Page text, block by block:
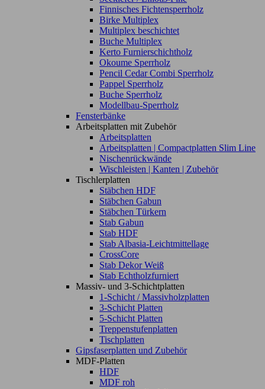
Finnisches Fichtensperrholz
Birke Multiplex
Multiplex beschichtet
Buche Multiplex
Kerto Furnierschichtholz
Okoume Sperrholz
Pencil Cedar Combi Sperrholz
Pappel Sperrholz
Buche Sperrholz
Modellbau-Sperrholz
Fensterbänke
Arbeitsplatten mit Zubehör
Arbeitsplatten
Arbeitsplatten | Compactplatten Slim Line
Nischenrückwände
Wischleisten | Kanten | Zubehör
Tischlerplatten
Stäbchen HDF
Stäbchen Gabun
Stäbchen Türkern
Stab Gabun
Stab HDF
Stab Albasia-Leichtmittellage
CrossCore
Stab Dekor Weiß
Stab Echtholzfurniert
Massiv- und 3-Schichtplatten
1-Schicht / Massivholzplatten
3-Schicht Platten
5-Schicht Platten
Treppenstufenplatten
Tischplatten
Gipsfaserplatten und Zubehör
MDF-Platten
HDF
MDF roh